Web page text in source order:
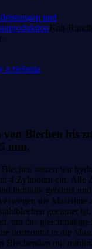
und
Kalt-
a riešenia
Blechen bis
mm.
setzen wir
4 Zylindern ein. Alle
induktiv gehärtet
die Maschine
geeignet
um das gleichmäßige
horizontal in die
Blechenden nur